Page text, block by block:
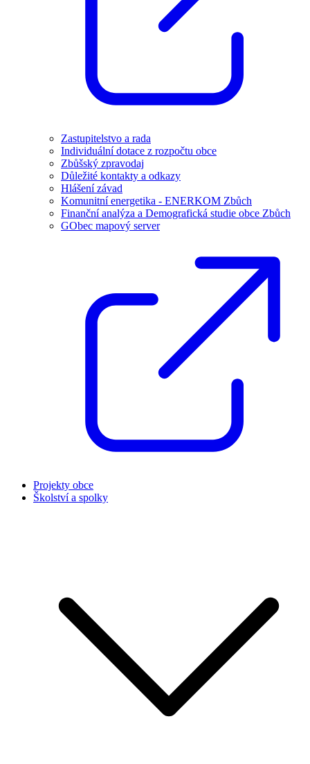
Zastupitelstvo a rada
Individuální dotace z rozpočtu obce
Zbůšský zpravodaj
Důležité kontakty a odkazy
Hlášení závad
Komunitní energetika - ENERKOM Zbůch
Finanční analýza a Demografická studie obce Zbůch
GObec mapový server
Projekty obce
Školství a spolky